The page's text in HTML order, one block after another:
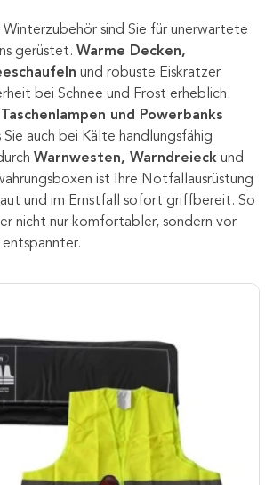
sind Sie für unerwartete
gerüstet. Warme Decken,
und robuste Eiskratzer
bei Schnee und Frost erheblich.
und Powerbanks
Sie auch bei Kälte handlungsfähig
Warnwesten, Warndreieck und
ist Ihre Notfallausrüstung
und im Ernstfall sofort griffbereit. So
nicht nur komfortabler, sondern vor
entspannter.